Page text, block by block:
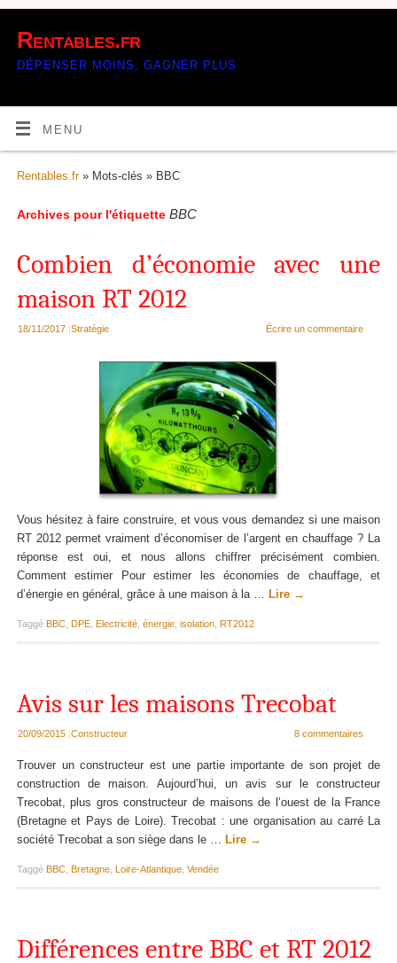
Rentables.fr
DÉPENSER MOINS, GAGNER PLUS
MENU
Rentables.fr» Mots-clés » BBC
Archives pour l'étiquette BBC
Combien d’économie avec une
maison RT 2012
18/11/2017 |Stratégie Écrire un commentaire
Vous hésitez à faire construire, et vous vous demandez si une maison
RT 2012 permet vraiment d’économiser de l’argent en chauffage ? La
réponse est oui, et nous allons chiffrer précisément combien.
Comment estimer Pour estimer les économies de chauffage, et
d’énergie en général, grâce à une maison à la … Lire →
Taggé BBC, DPE, Electricité, énergie, isolation, RT2012
Avis sur les maisons Trecobat
20/09/2015 |Constructeur 8 commentaires
Trouver un constructeur est une partie importante de son projet de
construction de maison. Aujourd’hui, un avis sur le constructeur
Trecobat, plus gros constructeur de maisons de l’ouest de la France
(Bretagne et Pays de Loire). Trecobat : une organisation au carré La
société Trecobat a son siège dans le … Lire →
Taggé BBC, Bretagne, Loire-Atlantique, Vendée
Différences entre BBC et RT 2012